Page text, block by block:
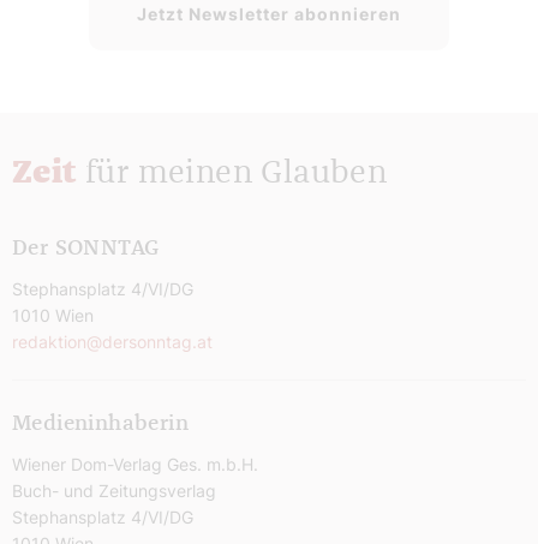
Jetzt Newsletter abonnieren
Zeit für meinen Glauben
Der SONNTAG
Stephansplatz 4/VI/DG
1010 Wien
redaktion@dersonntag.at
Medieninhaberin
Wiener Dom-Verlag Ges. m.b.H.
Buch- und Zeitungsverlag
Stephansplatz 4/VI/DG